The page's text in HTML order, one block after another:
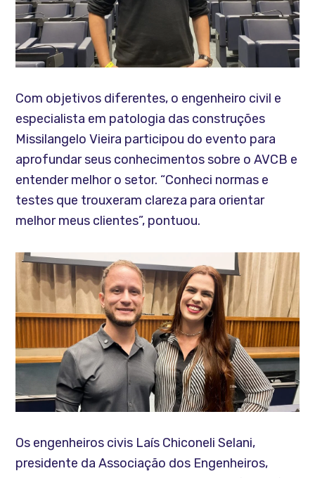
Com objetivos diferentes, o engenheiro civil e
especialista em patologia das construções
Missilangelo Vieira participou do evento para
aprofundar seus conhecimentos sobre o AVCB e
entender melhor o setor. “Conheci normas e
testes que trouxeram clareza para orientar
melhor meus clientes”, pontuou.
Os engenheiros civis Laís Chiconeli Selani,
presidente da Associação dos Engenheiros,